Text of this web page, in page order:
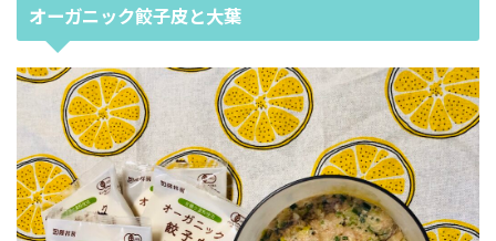
オーガニック餃子皮と大葉